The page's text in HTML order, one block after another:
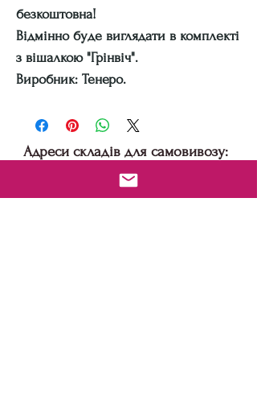
безкоштовна!
Відмінно буде виглядати в комплекті
з вішалкою "Грінвіч".
Виробник: Тенеро.
Адреси складів для самовивозу:
м. Київ, вул. Бориспільська 9